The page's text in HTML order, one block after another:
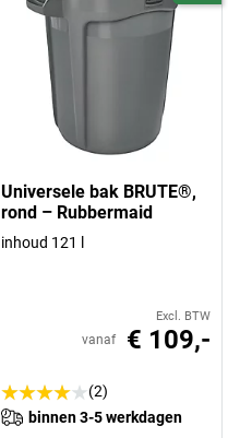
Universele bak BRUTE®,
rond – Rubbermaid
inhoud 121 l
Excl. BTW
vanaf € 109,-
(2)
binnen 3-5 werkdagen